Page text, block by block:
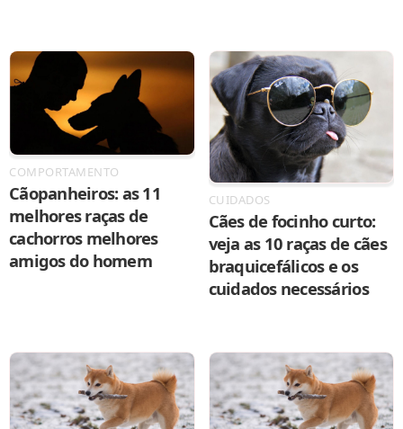
COMPORTAMENTO
Cãopanheiros: as 11
melhores raças de
cachorros melhores
amigos do homem
CUIDADOS
Cães de focinho curto:
veja as 10 raças de cães
braquicefálicos e os
cuidados necessários